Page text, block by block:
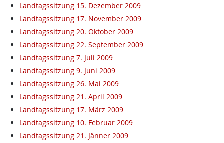
Landtagssitzung 15. Dezember 2009
Landtagssitzung 17. November 2009
Landtagssitzung 20. Oktober 2009
Landtagssitzung 22. September 2009
Landtagssitzung 7. Juli 2009
Landtagssitzung 9. Juni 2009
Landtagssitzung 26. Mai 2009
Landtagssitzung 21. April 2009
Landtagssitzung 17. März 2009
Landtagssitzung 10. Februar 2009
Landtagssitzung 21. Jänner 2009